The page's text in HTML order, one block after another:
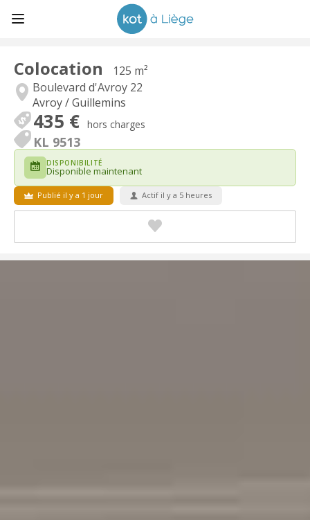
Colocation
125 m²
Boulevard d'Avroy 22
Avroy / Guillemins
435 € hors charges
KL 9513
DISPONIBILITÉ
Disponible maintenant
Publié il y a 1 jour Actif il y a 5 heures